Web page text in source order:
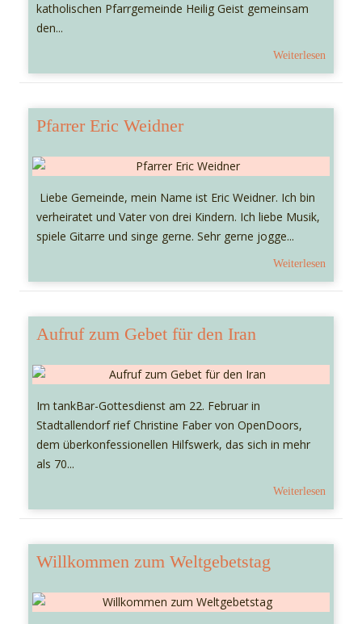
katholischen Pfarrgemeinde Heilig Geist gemeinsam
den...
Weiterlesen
Pfarrer Eric Weidner
Liebe Gemeinde, mein Name ist Eric Weidner. Ich bin
verheiratet und Vater von drei Kindern. Ich liebe Musik,
spiele Gitarre und singe gerne. Sehr gerne jogge...
Weiterlesen
Aufruf zum Gebet für den Iran
Im tankBar-Gottesdienst am 22. Februar in
Stadtallendorf rief Christine Faber von OpenDoors,
dem überkonfessionellen Hilfswerk, das sich in mehr
als 70...
Weiterlesen
Willkommen zum Weltgebetstag